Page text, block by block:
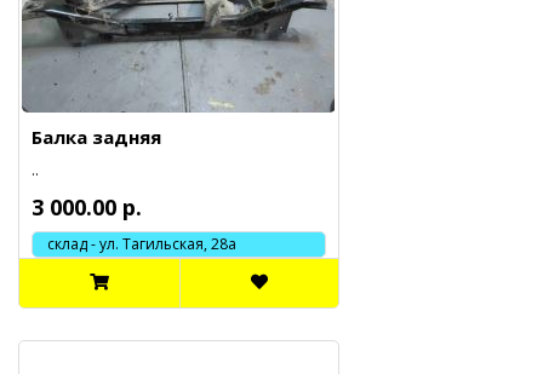
Балка задняя
..
3 000.00 р.
склад - ул. Тагильская, 28а